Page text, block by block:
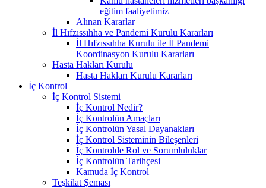
eğitim faaliyetimiz
Alınan Kararlar
İl Hıfzıssıhha ve Pandemi Kurulu Kararları
İl Hıfzıssıhha Kurulu ile İl Pandemi
Koordinasyon Kurulu Kararları
Hasta Hakları Kurulu
Hasta Hakları Kurulu Kararları
İç Kontrol
İç Kontrol Sistemi
İç Kontrol Nedir?
İç Kontrolün Amaçları
İç Kontrolün Yasal Dayanakları
İç Kontrol Sisteminin Bileşenleri
İç Kontrolde Rol ve Sorumluluklar
İç Kontrolün Tarihçesi
Kamuda İç Kontrol
Teşkilat Şeması